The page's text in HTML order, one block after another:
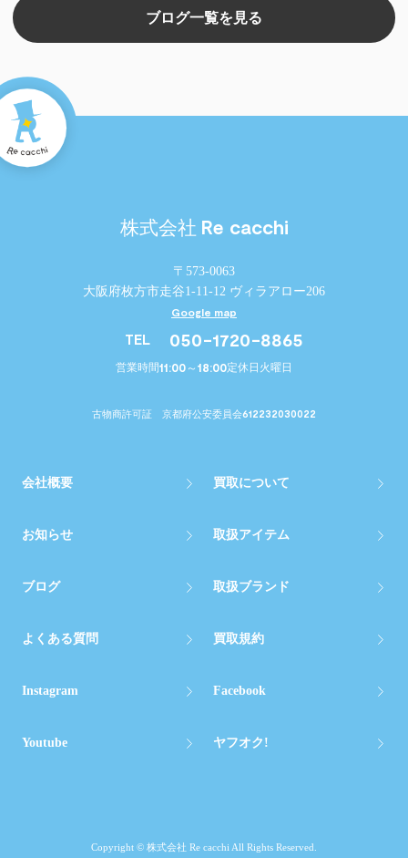
ブログ一覧を見る
株式会社 Re cacchi
〒573-0063
大阪府枚方市走谷1-11-12 ヴィラアロー206
Google map
TEL 050-1720-8865
営業時間11:00～18:00定休日 火曜日
古物商許可証 京都府公安委員会612232030022
会社概要 買取について
お知らせ 取扱アイテム
ブログ 取扱ブランド
よくある質問 買取規約
Instagram Facebook
Youtube ヤフオク!
Copyright © 株式会社 Re cacchi All Rights Reserved.